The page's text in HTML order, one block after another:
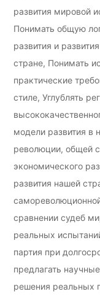
развития мировой
Понимать общую
развития и
стране, Понимать
практические
стиле, Углублять
модели развития в
революции, общей
экономического
развития нашей
сравнении судеб
реальных
партия при
предлагать
решения реальных